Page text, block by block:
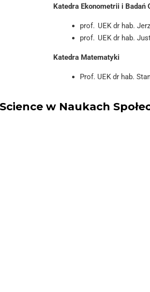
Katedra Ekonometrii i Badań
prof. UEK dr hab.
prof. UEK dr hab.
Katedra Matematyki
Prof. UEK dr hab.
w Naukach